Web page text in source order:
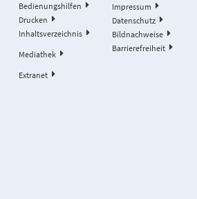
Bedienungshilfen
Drucken
Inhaltsverzeichnis
Mediathek
Extranet
Impressum
Datenschutz
Bildnachweise
Barrierefreiheit